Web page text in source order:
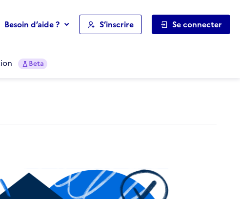
Besoin d’aide ? S’inscrire Se connecter
Beta